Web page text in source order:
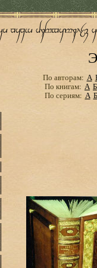
По авторам: А
По книгам: А Б
По сериям: А Б